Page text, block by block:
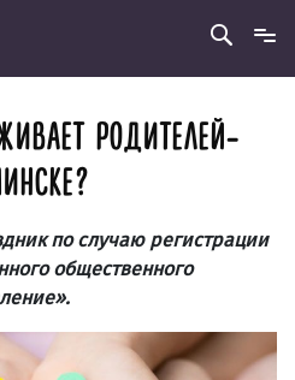
РОДИТЕЛЕЙ-
по случаю регистрации
общественного